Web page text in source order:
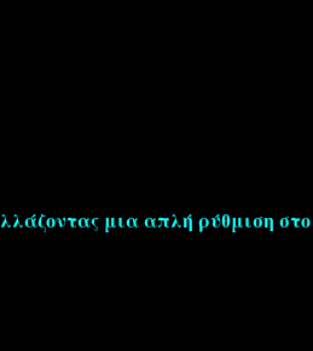
μια απλή ρύθμιση στο